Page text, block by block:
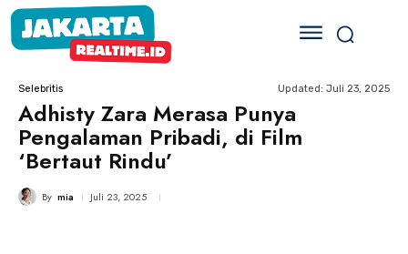
Selebritis Updated: Juli 23, 2025
Adhisty Zara Merasa Punya
Pengalaman Pribadi, di Film
‘Bertaut Rindu’
By mia Juli 23, 2025